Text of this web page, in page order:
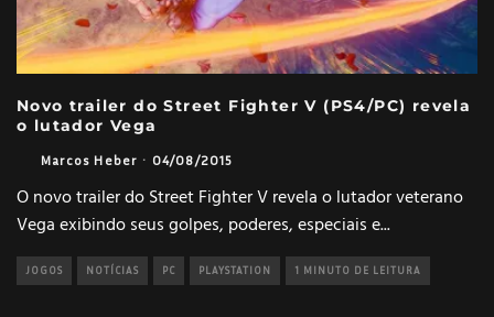
Novo trailer do Street Fighter V (PS4/PC) revela
o lutador Vega
Marcos Heber · 04/08/2015
O novo trailer do Street Fighter V revela o lutador veterano
Vega exibindo seus golpes, poderes, especiais e...
JOGOS NOTÍCIAS PC PLAYSTATION 1 MINUTO DE LEITURA